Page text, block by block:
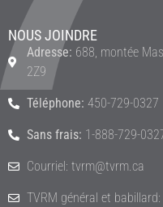
NOUS JOINDRE
Adresse: 688, montée
2Z9
Téléphone: 450-729-0327
Sans frais: 1-888-729-
Courriel: tvrm@tvrm.ca
TVRM général et